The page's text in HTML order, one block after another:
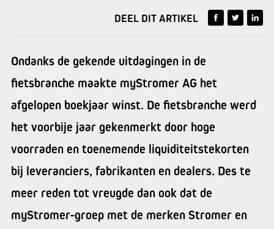
DEEL DIT ARTIKEL
Ondanks de gekende uitdagingen in de
fietsbranche maakte myStromer AG het
afgelopen boekjaar winst. De fietsbranche werd
het voorbije jaar gekenmerkt door hoge
voorraden en toenemende liquiditeitstekorten
bij leveranciers, fabrikanten en dealers. Des te
meer reden tot vreugde dan ook dat de
myStromer-groep met de merken Stromer en